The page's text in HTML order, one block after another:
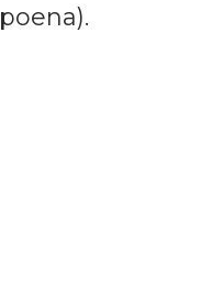
poena).